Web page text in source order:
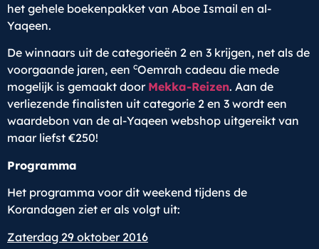
het gehele boekenpakket van Aboe Ismail en al-
Yaqeen.
De winnaars uit de categorieën 2 en 3 krijgen, net als de
voorgaande jaren, een cOemrah cadeau die mede
mogelijk is gemaakt door Mekka-Reizen. Aan de
verliezende finalisten uit categorie 2 en 3 wordt een
waardebon van de al-Yaqeen webshop uitgereikt van
maar liefst €250!
Programma
Het programma voor dit weekend tijdens de
Korandagen ziet er als volgt uit:
Zaterdag 29 oktober 2016